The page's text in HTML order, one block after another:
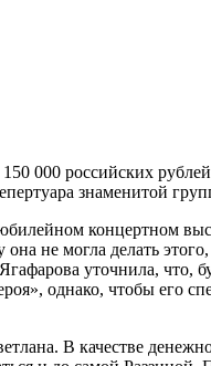
000 российских
знаменитой
концертном
не могла делать
уточнила, что,
однако, чтобы его
В качестве